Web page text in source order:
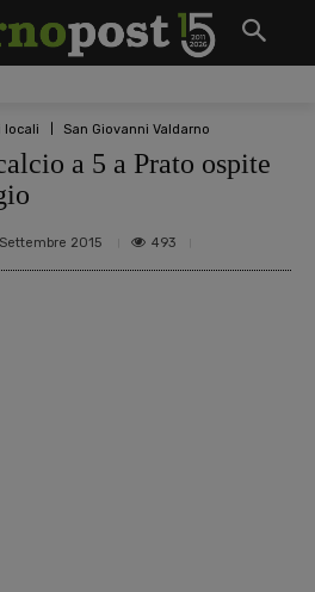
locali San Giovanni Valdarno
a 5 a Prato ospite
2015 493